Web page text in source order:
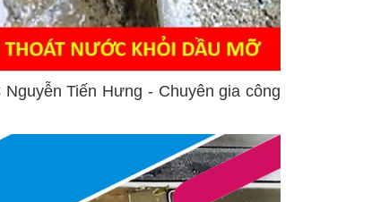
Tiến Hưng - Chuyên gia công